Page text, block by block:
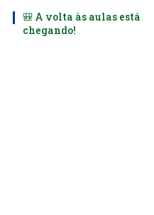
🎒 A volta às aulas está
chegando!